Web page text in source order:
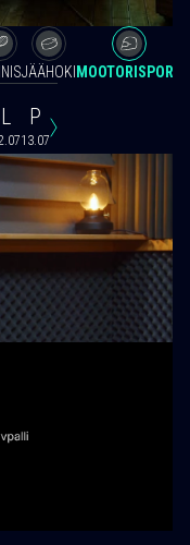
JÄÄHOKI MOOTORISPORT
L P
13.07